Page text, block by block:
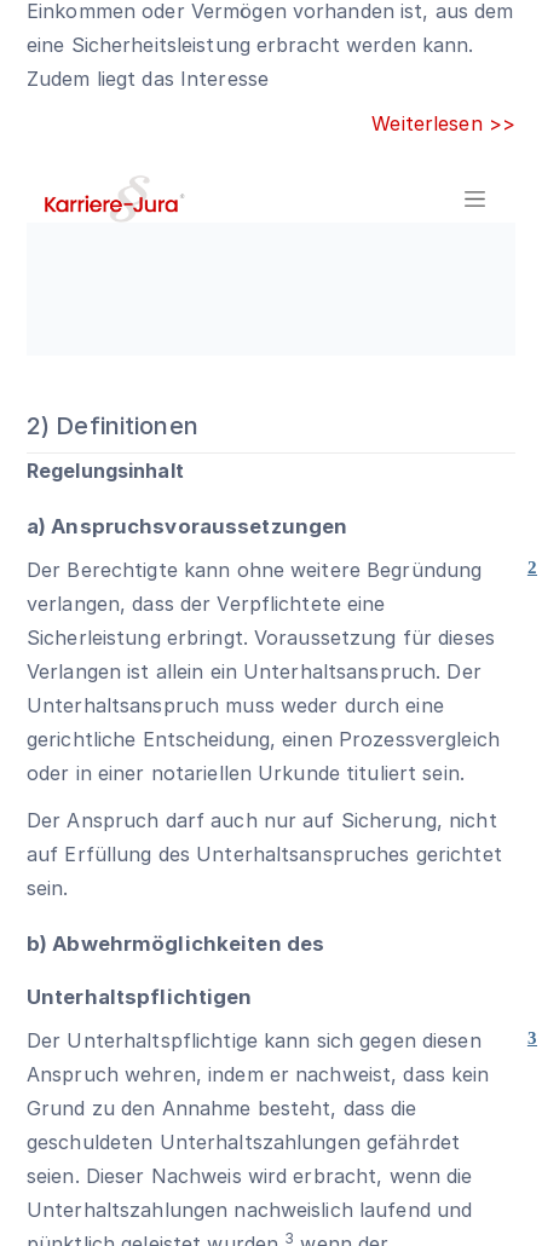
Einkommen oder Vermögen vorhanden ist, aus dem
eine Sicherheitsleistung erbracht werden kann.
Zudem liegt das Interesse
Weiterlesen >>
2) Definitionen
Regelungsinhalt
a) Anspruchsvoraussetzungen
2
Der Berechtigte kann ohne weitere Begründung
verlangen, dass der Verpflichtete eine
Sicherleistung erbringt. Voraussetzung für dieses
Verlangen ist allein ein Unterhaltsanspruch. Der
Unterhaltsanspruch muss weder durch eine
gerichtliche Entscheidung, einen Prozessvergleich
oder in einer notariellen Urkunde tituliert sein.
Der Anspruch darf auch nur auf Sicherung, nicht
auf Erfüllung des Unterhaltsanspruches gerichtet
sein.
b) Abwehrmöglichkeiten des
Unterhaltspflichtigen
3
Der Unterhaltspflichtige kann sich gegen diesen
Anspruch wehren, indem er nachweist, dass kein
Grund zu den Annahme besteht, dass die
geschuldeten Unterhaltszahlungen gefährdet
seien. Dieser Nachweis wird erbracht, wenn die
Unterhaltszahlungen nachweislich laufend und
3